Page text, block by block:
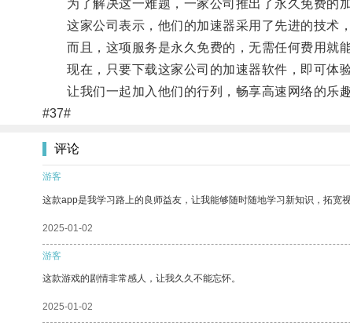
为了解决这一难题，一家公司推出了永久免费的加
这家公司表示，他们的加速器采用了先进的技术，
而且，这项服务是永久免费的，无需任何费用就能
现在，只要下载这家公司的加速器软件，即可体验
让我们一起加入他们的行列，畅享高速网络的乐趣
#37#
评论
游客
这款app是我学习路上的良师益友，让我能够随时随地学习新知识，拓宽视
2025-01-02
游客
这款游戏的剧情非常感人，让我久久不能忘怀。
2025-01-02